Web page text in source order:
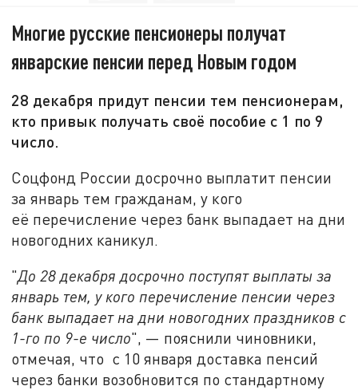
Многие русские пенсионеры получат
январские пенсии перед Новым годом
28 декабря придут пенсии тем пенсионерам,
кто привык получать своё пособие с 1 по 9
число.
Соцфонд России досрочно выплатит пенсии
за январь тем гражданам, у кого
её перечисление через банк выпадает на дни
новогодних каникул.
"До 28 декабря досрочно поступят выплаты за
январь тем, у кого перечисление пенсии через
банк выпадает на дни новогодних праздников с
1-го по 9-е число", — пояснили чиновники,
отмечая, что с 10 января доставка пенсий
через банки возобновится по стандартному